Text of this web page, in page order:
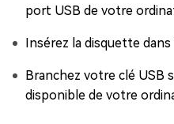
port USB de votre
Insérez la disquette
Branchez votre clé USB
disponible de votre